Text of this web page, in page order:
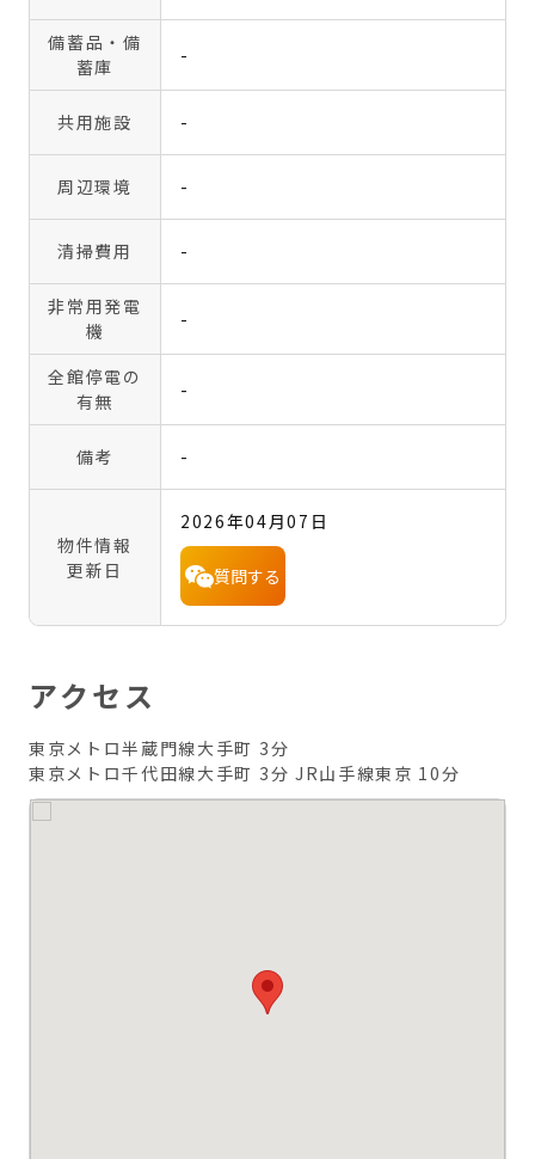
備蓄品・備
蓄庫
-
共用施設 -
周辺環境 -
清掃費用 -
非常用発電
機
-
全館停電の
有無
-
備考 -
物件情報
更新日
2026年04月07日
質問する
アクセス
東京メトロ半蔵門線大手町 3分
東京メトロ千代田線大手町 3分 JR山手線東京 10分